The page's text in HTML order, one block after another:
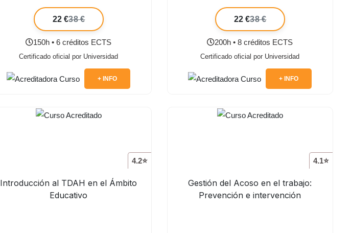
22 €38 €
150h • 6 créditos ECTS
Certificado oficial por Universidad
+ INFO
22 €38 €
200h • 8 créditos ECTS
Certificado oficial por Universidad
+ INFO
4.2⭐
Introducción al TDAH en el Ámbito
Educativo
4.1⭐
Gestión del Acoso en el trabajo:
Prevención e intervención